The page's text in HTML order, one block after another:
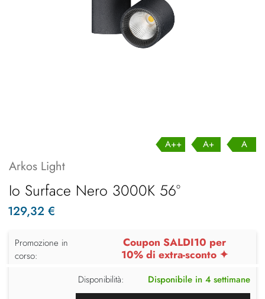
A++ A+ A
Arkos Light
Io Surface Nero 3000K 56°
129,32 €
Promozione in
corso:
Coupon SALDI10 per
10% di extra-sconto ✦
Disponibilità: Disponibile in 4 settimane